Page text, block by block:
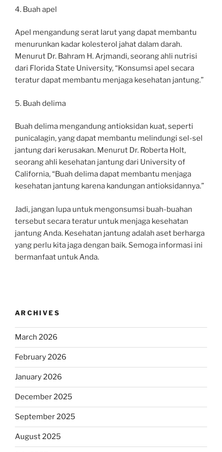
4. Buah apel
Apel mengandung serat larut yang dapat membantu
menurunkan kadar kolesterol jahat dalam darah.
Menurut Dr. Bahram H. Arjmandi, seorang ahli nutrisi
dari Florida State University, “Konsumsi apel secara
teratur dapat membantu menjaga kesehatan jantung.”
5. Buah delima
Buah delima mengandung antioksidan kuat, seperti
punicalagin, yang dapat membantu melindungi sel-sel
jantung dari kerusakan. Menurut Dr. Roberta Holt,
seorang ahli kesehatan jantung dari University of
California, “Buah delima dapat membantu menjaga
kesehatan jantung karena kandungan antioksidannya.”
Jadi, jangan lupa untuk mengonsumsi buah-buahan
tersebut secara teratur untuk menjaga kesehatan
jantung Anda. Kesehatan jantung adalah aset berharga
yang perlu kita jaga dengan baik. Semoga informasi ini
bermanfaat untuk Anda.
ARCHIVES
March 2026
February 2026
January 2026
December 2025
September 2025
August 2025